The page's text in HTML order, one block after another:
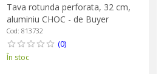
Tava rotunda perforata, 32 cm,
aluminiu CHOC - de Buyer
Cod: 813732
(0)
În stoc